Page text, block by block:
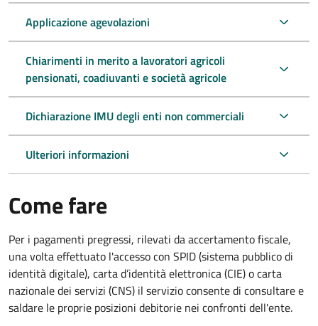
Applicazione agevolazioni
Chiarimenti in merito a lavoratori agricoli
pensionati, coadiuvanti e società agricole
Dichiarazione IMU degli enti non commerciali
Ulteriori informazioni
Come fare
Per i pagamenti pregressi, rilevati da accertamento fiscale,
una volta effettuato l'accesso con SPID (sistema pubblico di
identità digitale), carta d’identità elettronica (CIE) o carta
nazionale dei servizi (CNS) il servizio consente di consultare e
saldare le proprie posizioni debitorie nei confronti dell'ente.